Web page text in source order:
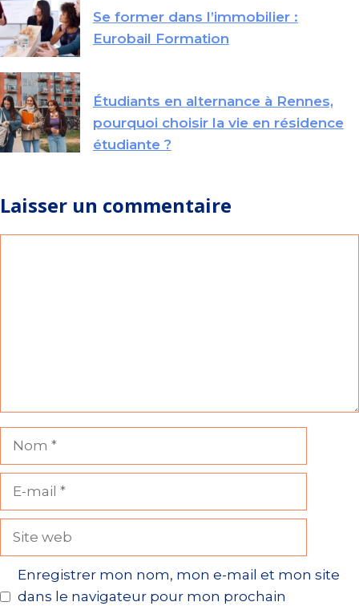
Se former dans l’immobilier :
Eurobail Formation
Étudiants en alternance à Rennes,
pourquoi choisir la vie en résidence
étudiante ?
Laisser un commentaire
Nom
Site
Enregistrer mon nom, mon e-mail et mon site
dans le navigateur pour mon prochain